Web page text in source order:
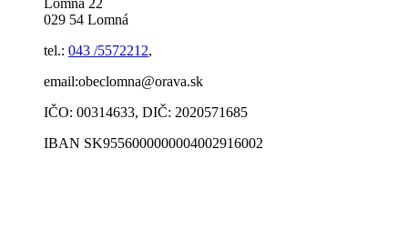
Lomná 22
029 54 Lomná
tel.: 043 /5572212,
email:obeclomna@orava.sk
IČO: 00314633, DIČ: 2020571685
IBAN SK9556000000004002916002